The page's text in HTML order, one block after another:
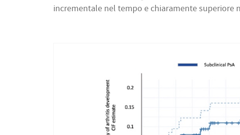
incrementale nel tempo e chiaramente superiore